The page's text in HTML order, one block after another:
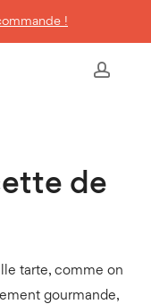
!
blanches : la
de
tarte, comme on
gourmande,